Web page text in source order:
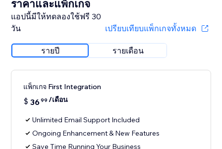
ราคาและแพ็กเกจ
แอปนี้มีให้ทดลองใช้ฟรี 30
วัน
เปรียบเทียบแพ็กเกจทั้งหมด
รายปี รายเดือน
แพ็กเกจ First Integration
$ 3699 /เดือน
Unlimited Email Support Included
Ongoing Enhancement & New Features
Save Time Running Your Business